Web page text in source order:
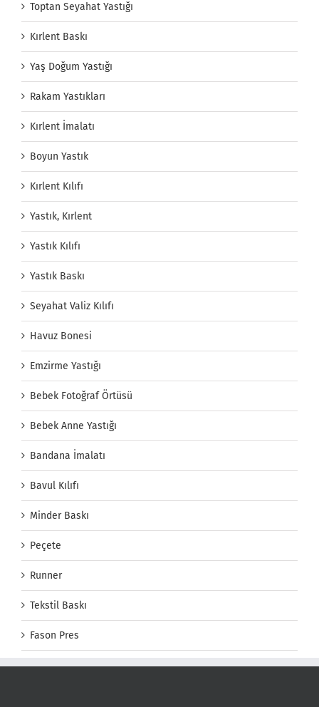
Toptan Seyahat Yastığı
Kırlent Baskı
Yaş Doğum Yastığı
Rakam Yastıkları
Kırlent İmalatı
Boyun Yastık
Kırlent Kılıfı
Yastık, Kırlent
Yastık Kılıfı
Yastık Baskı
Seyahat Valiz Kılıfı
Havuz Bonesi
Emzirme Yastığı
Bebek Fotoğraf Örtüsü
Bebek Anne Yastığı
Bandana İmalatı
Bavul Kılıfı
Minder Baskı
Peçete
Runner
Tekstil Baskı
Fason Pres